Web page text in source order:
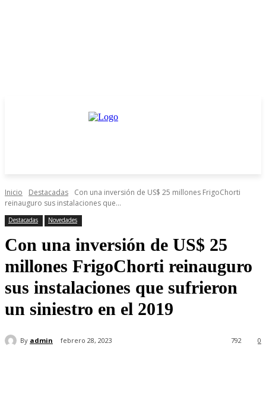
Inicio Destacadas
Con una inversión de US$ 25 millones FrigoChorti
reinauguro sus instalaciones que...
Destacadas Novedades
Con una inversión de US$ 25
millones FrigoChorti reinauguro
sus instalaciones que sufrieron
un siniestro en el 2019
By admin febrero 28, 2023 0
792